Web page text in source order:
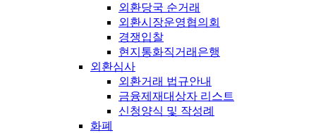
외환당국 순거래
외환시장운영협의회
경쟁입찰
현지통화직거래은행
외환심사
외환거래 법규안내
금융제재대상자 리스트
신청양식 및 작성례
화폐